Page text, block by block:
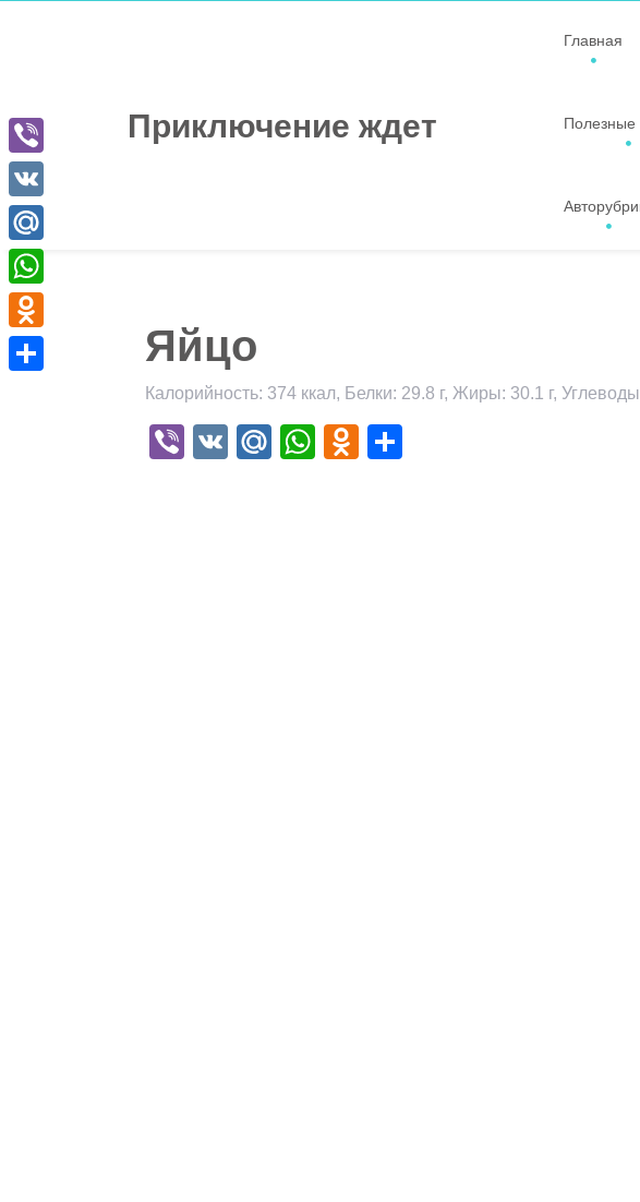
Приключение ждет
Главная
Полезные
Яйцо
Калорийность: 374 ккал, Белки: 29.8 г, Жиры: 30.1 г,
Viber
VK Mail.Ru
WhatsApp
Odnoklassniki
Viber
VK
Mail.Ru
WhatsApp
Odnoklassniki